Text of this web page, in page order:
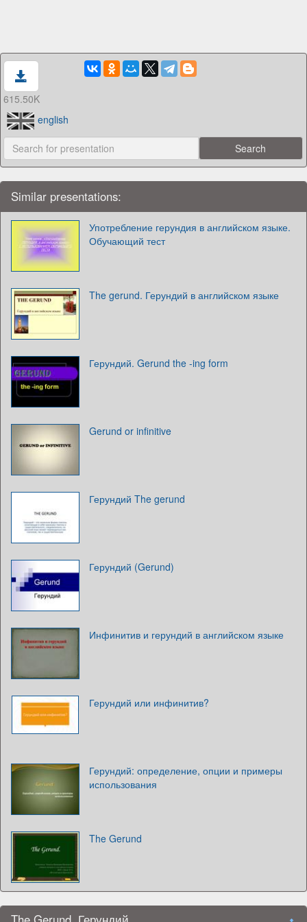
615.50K
english
Similar presentations:
Употребление герундия в английском языке.
Обучающий тест
The gerund. Герундий в английском языке
Герундий. Gerund the -ing form
Gerund or infinitive
Герундий The gerund
Герундий (Gerund)
Инфинитив и герундий в английском языке
Герундий или инфинитив?
Герундий: определение, опции и примеры
использования
The Gerund